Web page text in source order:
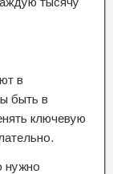
в
быть в
ключевую
нужно